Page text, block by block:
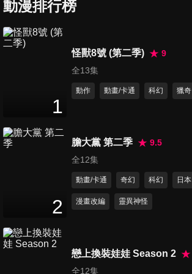
第7集 森林中的邂逅
24分鐘
24分鐘
動漫排行榜
1
怪獸8號 (第二季)
9
全13集
動作 動畫/卡通 科幻 獵奇
2
膽大黨 第二季
9.5
全12集
動畫/卡通 奇幻 科幻 日本
漫畫改編 靈異神怪
戀上換裝娃娃 Season 2
全12集